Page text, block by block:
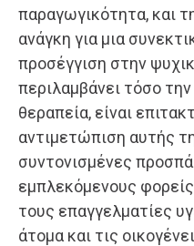
παραγωγικότητα, και
ανάγκη για μια
προσέγγιση στην
περιλαμβάνει τόσο
θεραπεία, είναι
αντιμετώπιση αυτής
συντονισμένες
εμπλεκόμενους
τους επαγγελματίες
άτομα και τις